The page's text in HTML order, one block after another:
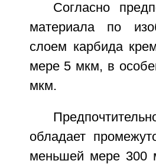
Согласно
материала по
слоем карбида
мере 5 мкм, в
мкм.
обладает
меньшей мере 300